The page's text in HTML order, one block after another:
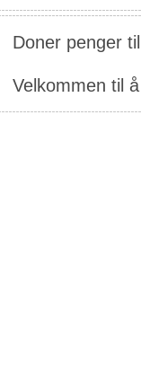
Doner penger
Velkommen til